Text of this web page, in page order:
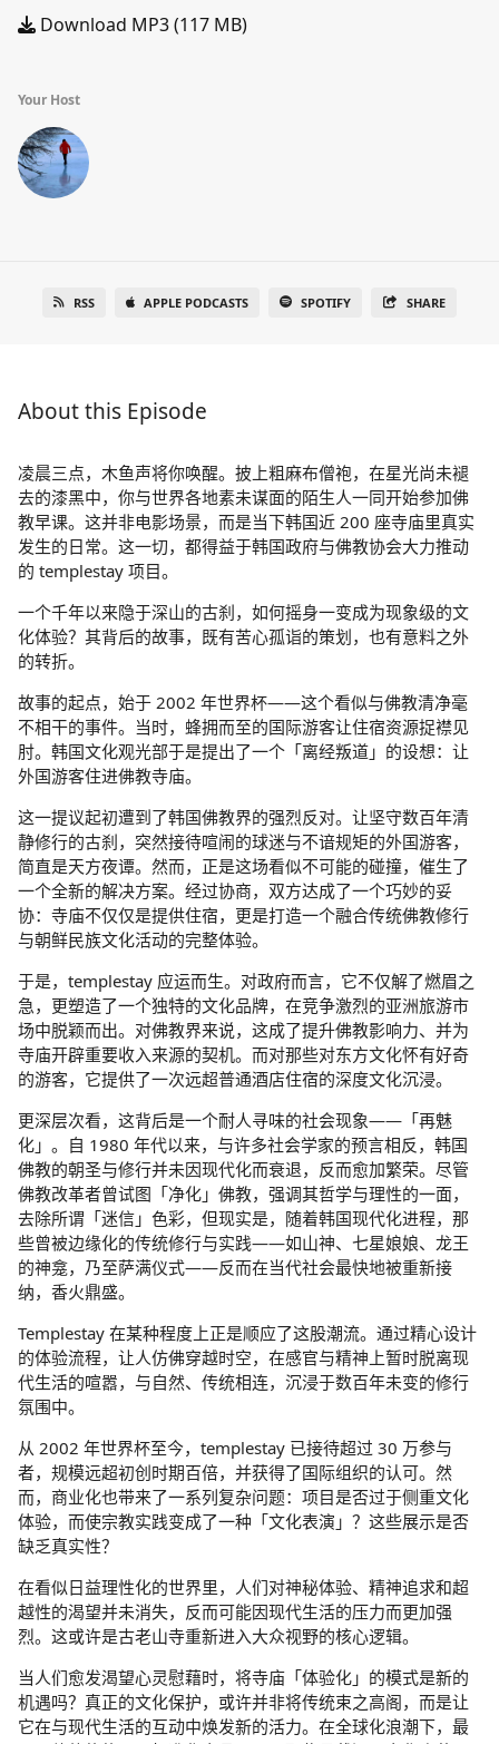
Download MP3 (117 MB)
Your Host
RSS APPLE PODCASTS SPOTIFY SHARE
About this Episode
凌晨三点，木鱼声将你唤醒。披上粗麻布僧袍，在星光尚未褪
去的漆黑中，你与世界各地素未谋面的陌生人一同开始参加佛
教早课。这并非电影场景，而是当下韩国近 200 座寺庙里真实
发生的日常。这一切，都得益于韩国政府与佛教协会大力推动
的 templestay 项目。
一个千年以来隐于深山的古刹，如何摇身一变成为现象级的文
化体验？其背后的故事，既有苦心孤诣的策划，也有意料之外
的转折。
故事的起点，始于 2002 年世界杯——这个看似与佛教清净毫
不相干的事件。当时，蜂拥而至的国际游客让住宿资源捉襟见
肘。韩国文化观光部于是提出了一个「离经叛道」的设想：让
外国游客住进佛教寺庙。
这一提议起初遭到了韩国佛教界的强烈反对。让坚守数百年清
静修行的古刹，突然接待喧闹的球迷与不谙规矩的外国游客，
简直是天方夜谭。然而，正是这场看似不可能的碰撞，催生了
一个全新的解决方案。经过协商，双方达成了一个巧妙的妥
协：寺庙不仅仅是提供住宿，更是打造一个融合传统佛教修行
与朝鲜民族文化活动的完整体验。
于是，templestay 应运而生。对政府而言，它不仅解了燃眉之
急，更塑造了一个独特的文化品牌，在竞争激烈的亚洲旅游市
场中脱颖而出。对佛教界来说，这成了提升佛教影响力、并为
寺庙开辟重要收入来源的契机。而对那些对东方文化怀有好奇
的游客，它提供了一次远超普通酒店住宿的深度文化沉浸。
更深层次看，这背后是一个耐人寻味的社会现象——「再魅
化」。自 1980 年代以来，与许多社会学家的预言相反，韩国
佛教的朝圣与修行并未因现代化而衰退，反而愈加繁荣。尽管
佛教改革者曾试图「净化」佛教，强调其哲学与理性的一面，
去除所谓「迷信」色彩，但现实是，随着韩国现代化进程，那
些曾被边缘化的传统修行与实践——如山神、七星娘娘、龙王
的神龛，乃至萨满仪式——反而在当代社会最快地被重新接
纳，香火鼎盛。
Templestay 在某种程度上正是顺应了这股潮流。通过精心设计
的体验流程，让人仿佛穿越时空，在感官与精神上暂时脱离现
代生活的喧嚣，与自然、传统相连，沉浸于数百年未变的修行
氛围中。
从 2002 年世界杯至今，templestay 已接待超过 30 万参与
者，规模远超初创时期百倍，并获得了国际组织的认可。然
而，商业化也带来了一系列复杂问题：项目是否过于侧重文化
体验，而使宗教实践变成了一种「文化表演」？这些展示是否
缺乏真实性？
在看似日益理性化的世界里，人们对神秘体验、精神追求和超
越性的渴望并未消失，反而可能因现代生活的压力而更加强
烈。这或许是古老山寺重新进入大众视野的核心逻辑。
当人们愈发渴望心灵慰藉时，将寺庙「体验化」的模式是新的
机遇吗？真正的文化保护，或许并非将传统束之高阁，而是让
它在与现代生活的互动中焕发新的活力。在全球化浪潮下，最